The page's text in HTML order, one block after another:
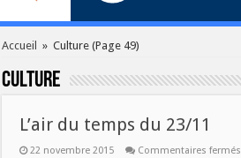
Accueil » Culture (Page 49)
Culture
L’air du temps du 23/11
22 novembre 2015 Commentaires fermés